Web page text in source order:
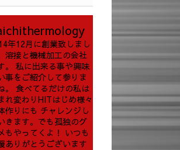
年12月に創業致しまし
溶接と機械加工の会社
。
私に出来る事や興味
事をご紹介して参りま
。
食べてるだけの私は
れ変わりHITはじめ様々
作りにも チャレンジし
きます。でも孤独のグ
もやってくよ！ いつも
ありがとうございます